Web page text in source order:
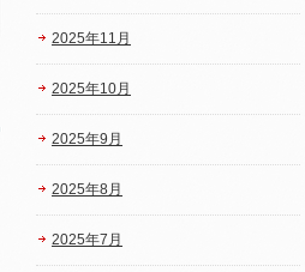
2025年11月
2025年10月
2025年9月
2025年8月
2025年7月